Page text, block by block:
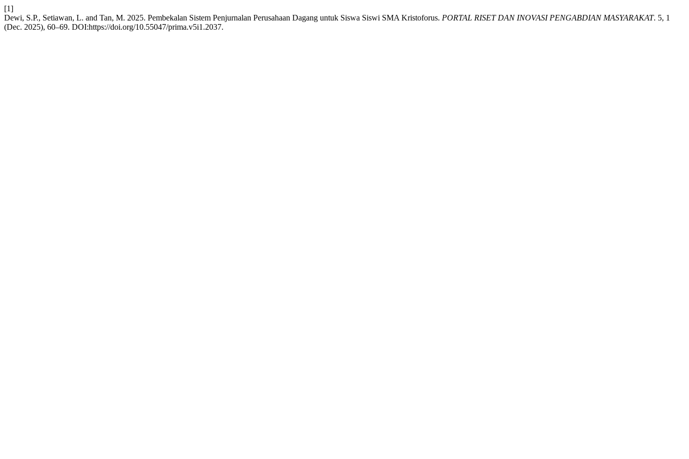
[1]
Dewi, S.P., Setiawan, L. and Tan, M. 2025. Pembekalan Sistem Penjurnalan Perusahaan Dagang untuk Siswa Siswi SMA Kristoforus. PORTAL RISET DAN INOVASI PENGABDIAN MASYARAKAT. 5, 1
(Dec. 2025), 60–69. DOI:https://doi.org/10.55047/prima.v5i1.2037.